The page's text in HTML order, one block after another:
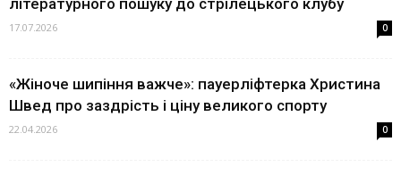
17.07.2026 0
«Жіноче шипіння важче»: пауерліфтерка Христина
Швед про заздрість і ціну великого спорту
22.04.2026 0